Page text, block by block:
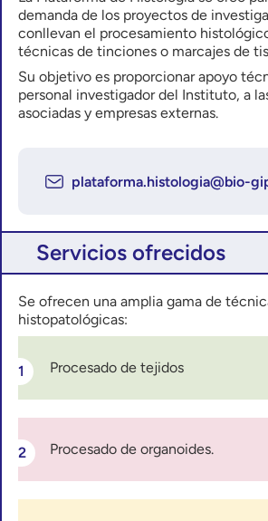
demanda de los proyectos de
conllevan el procesamiento
técnicas de tinciones o marcajes de
Su objetivo es proporcionar apoyo
personal investigador del Instituto, a
asociadas y empresas externas.
plataforma.histologia@bio-
Servicios ofrecidos
Se ofrecen una amplia gama de
histopatológicas:
Procesado de tejidos
Procesado de organoides.